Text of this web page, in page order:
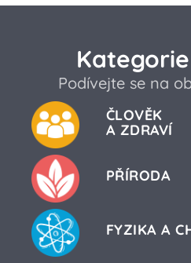
Podívejte se na
ČLOVĚK
A ZDRAVÍ
PŘÍRODA
FYZIKA A